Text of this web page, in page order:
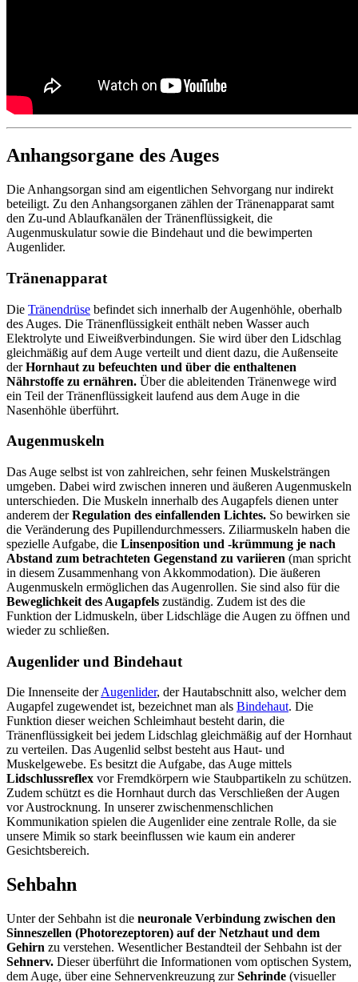
Anhangsorgane des Auges
Die Anhangsorgan sind am eigentlichen Sehvorgang nur indirekt
beteiligt. Zu den Anhangsorganen zählen der Tränenapparat samt
den Zu-und Ablaufkanälen der Tränenflüssigkeit, die
Augenmuskulatur sowie die Bindehaut und die bewimperten
Augenlider.
Tränenapparat
Die Tränendrüse befindet sich innerhalb der Augenhöhle, oberhalb
des Auges. Die Tränenflüssigkeit enthält neben Wasser auch
Elektrolyte und Eiweißverbindungen. Sie wird über den Lidschlag
gleichmäßig auf dem Auge verteilt und dient dazu, die Außenseite
derHornhaut zu befeuchten und über die enthaltenen
Nährstoffe zu ernähren. Über die ableitenden Tränenwege wird
ein Teil der Tränenflüssigkeit laufend aus dem Auge in die
Nasenhöhle überführt.
Augenmuskeln
Das Auge selbst ist von zahlreichen, sehr feinen Muskelsträngen
umgeben. Dabei wird zwischen inneren und äußeren Augenmuskeln
unterschieden. Die Muskeln innerhalb des Augapfels dienen unter
anderem derRegulation des einfallenden Lichtes. So bewirken sie
die Veränderung des Pupillendurchmessers. Ziliarmuskeln haben die
spezielle Aufgabe, die Linsenposition und -krümmung je nach
Abstand zum betrachteten Gegenstand zu variieren (man spricht
in diesem Zusammenhang von Akkommodation). Die äußeren
Augenmuskeln ermöglichen das Augenrollen. Sie sind also für die
Beweglichkeit des Augapfels zuständig. Zudem ist des die
Funktion der Lidmuskeln, über Lidschläge die Augen zu öffnen und
wieder zu schließen.
Augenlider und Bindehaut
Die Innenseite derAugenlider, der Hautabschnitt also, welcher dem
Augapfel zugewendet ist, bezeichnet man als Bindehaut. Die
Funktion dieser weichen Schleimhaut besteht darin, die
Tränenflüssigkeit bei jedem Lidschlag gleichmäßig auf der Hornhaut
zu verteilen. Das Augenlid selbst besteht aus Haut- und
Muskelgewebe. Es besitzt die Aufgabe, das Auge mittels
Lidschlussreflex vor Fremdkörpern wie Staubpartikeln zu schützen.
Zudem schützt es die Hornhaut durch das Verschließen der Augen
vor Austrocknung. In unserer zwischenmenschlichen
Kommunikation spielen die Augenlider eine zentrale Rolle, da sie
unsere Mimik so stark beeinflussen wie kaum ein anderer
Gesichtsbereich.
Sehbahn
Unter der Sehbahn ist die neuronale Verbindung zwischen den
Sinneszellen (Photorezeptoren) auf der Netzhaut und dem
Gehirn zu verstehen. Wesentlicher Bestandteil der Sehbahn ist der
Sehnerv. Dieser überführt die Informationen vom optischen System,
dem Auge, über eine Sehnervenkreuzung zurSehrinde (visueller